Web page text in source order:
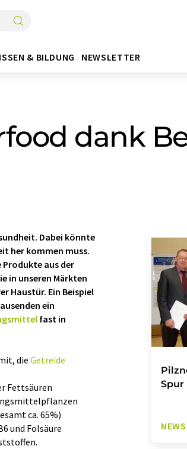
& BILDUNG NEWSLETTER
dank
Dabei könnte
her kommen muss.
Produkte aus der
in unseren Märkten
Haustür. Ein Beispiel
ein
fast in
die Getreide
Fettsäuren
ca. 65%)
und Folsäure
Spur